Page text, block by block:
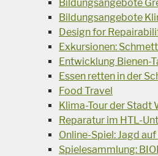
Bildungsangebote
Bildungsangebote
Design for
Exkursionen:
Entwicklung Bienen-
Essen retten in der
Food Travel
Klima-Tour der Stadt
Reparatur im HTL-
Online-Spiel: Jagd
Spielesammlung: